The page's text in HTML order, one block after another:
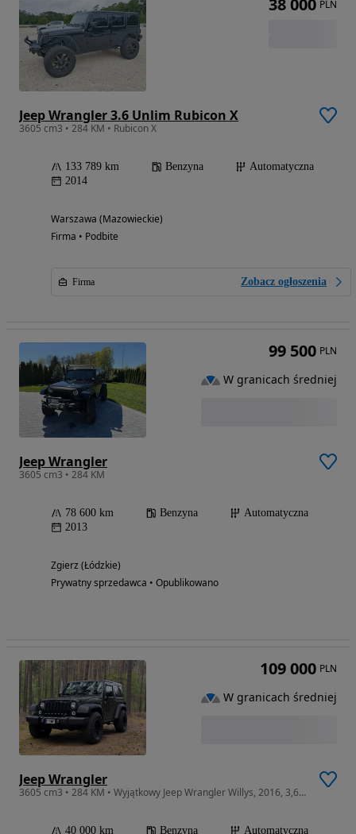
Jeep Wrangler 3.6 Unlim Rubicon X
3605 cm3 • 284 KM • Rubicon X
133 789 km Benzyna
Automatyczna
2014
Warszawa (Mazowieckie)
Firma • Podbite
Firma Zobacz ogłoszenia
PLN
Jeep Wrangler
3605 cm3 • 284 KM
78 600 km Benzyna
Automatyczna
2013
Zgierz (Łódzkie)
Prywatny sprzedawca • Opublikowano
99 500 PLN
W granicach średniej
Jeep Wrangler
3605 cm3 • 284 KM • Wyjątkowy Jeep Wrangler Willys, 2016, 3,6, automat, jak nowy!!!
40 000 km Benzyna Automatyczna
109 000 PLN
W granicach średniej